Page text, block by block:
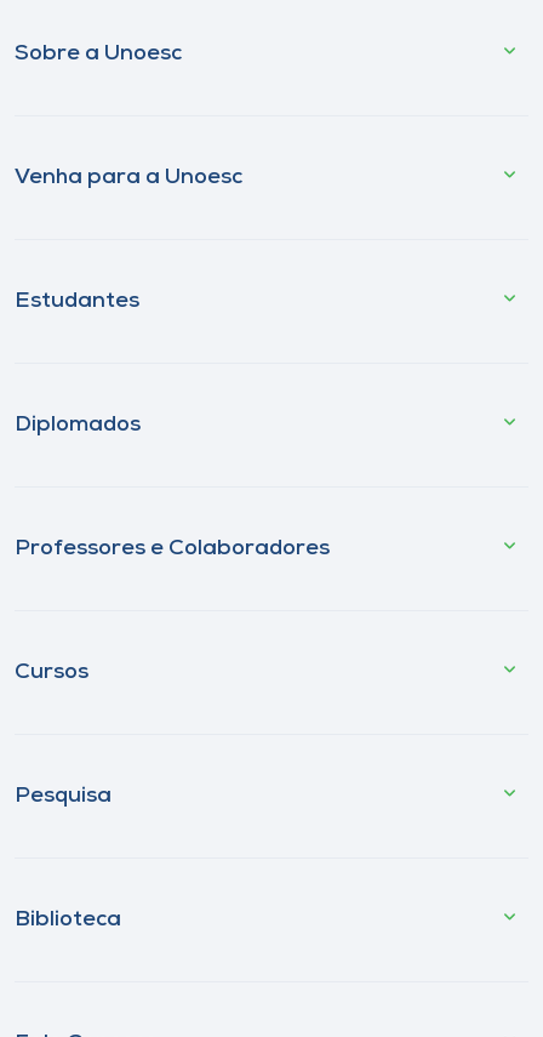
Sobre a Unoesc
Venha para a Unoesc
Estudantes
Diplomados
Professores e Colaboradores
Cursos
Pesquisa
Biblioteca